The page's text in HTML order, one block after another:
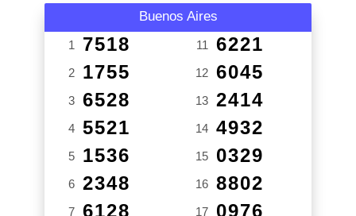
Buenos Aires
1 7518
2 1755
3 6528
4 5521
5 1536
6 2348
7 6128
11 6221
12 6045
13 2414
14 4932
15 0329
16 8802
17 0976